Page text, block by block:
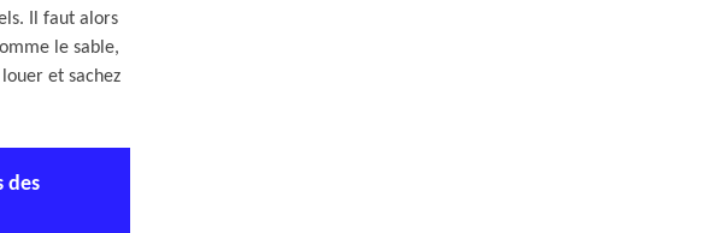
Il faut alors
le sable,
et sachez
des